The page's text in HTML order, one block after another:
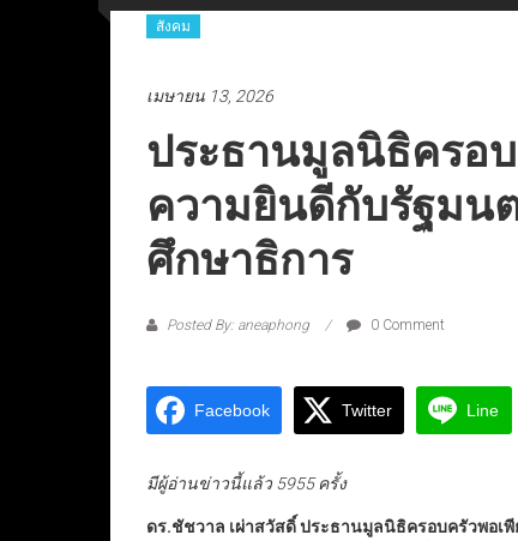
สังคม
เมษายน 13, 2026
ประธานมูลนิธิครอ
ความยินดีกับรัฐมน
ศึกษาธิการ
Posted By: aneaphong 0 Comment
Facebook Twitter Line
มีผู้อ่านข่าวนี้แล้ว 5955 ครั้ง
ดร.ชัชวาล เผ่าสวัสดิ์ ประธานมูลนิธิครอบครัวพอเพี